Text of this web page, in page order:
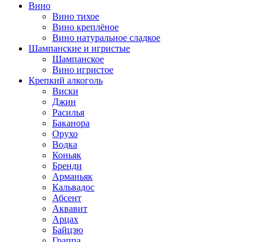
Вино
Вино тихое
Вино креплёное
Вино натуральное сладкое
Шампанские и игристые
Шампанское
Вино игристое
Крепкий алкоголь
Виски
Джин
Расилья
Баканора
Орухо
Водка
Коньяк
Бренди
Арманьяк
Кальвадос
Абсент
Аквавит
Арцах
Байцзю